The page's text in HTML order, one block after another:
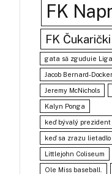
FK
FK Čukarički
gata să zguduie
Jacob Bernard-Docker
Jeremy McNichols
Kalyn Ponga
keď bývalý
keď sa zrazu lietadlo
Littlejohn Coliseum
Ole Miss baseball.